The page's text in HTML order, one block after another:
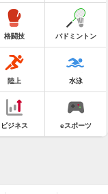
格闘技 バドミントン
陸上 水泳
ビジネス eスポーツ